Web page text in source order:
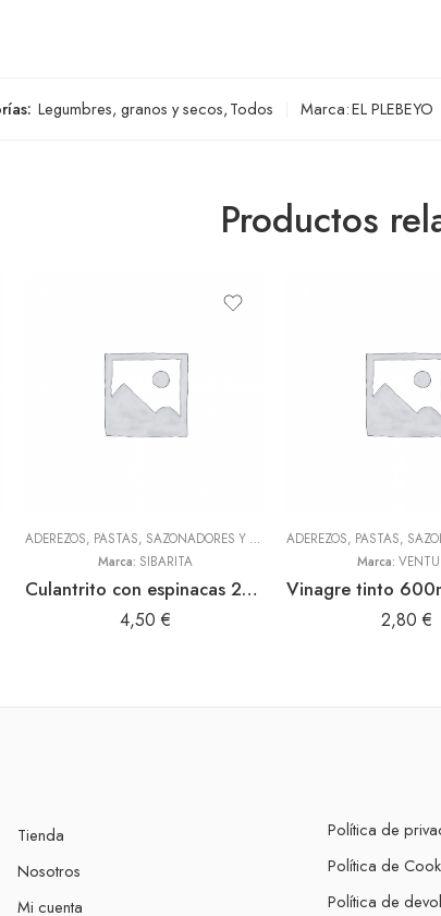
Legumbres, granos y secos,Todos Marca:EL PLEBEYO
Productos
,TODOS
ADEREZOS, PASTAS, SAZONADORES Y CONDIMENTOS ,TODOS
Marca: SIBARITA
Culantrito con espinacas 250gr Doy Pack (Sibarita)
4,50 €
Marca:
2,80 €
Tienda
Nosotros
Mi cuenta
Política de
Política de
Política de